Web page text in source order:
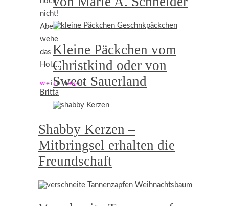
nicht!
Aber
wehe
das
Holz…
weiterlesen
Britta
Kleine Päckchen vom
Christkind oder von
Sweet Sauerland
Shabby Kerzen –
Mitbringsel erhalten die
Freundschaft